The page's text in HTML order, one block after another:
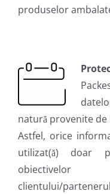
produselor
natură provenite
Astfel, orice
utilizat(ă) doar
obiectivelor
clientului/